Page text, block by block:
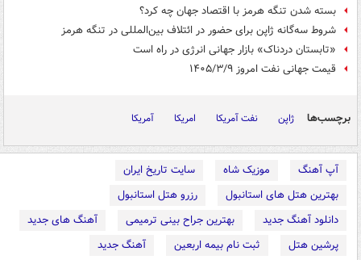
بسته شدن تنگه هرمز با اقتصاد جهان چه کرد؟
شروط سه‌گانه ژاپن برای حضور در ائتلاف بین‌المللی در تنگه هرمز
«تابستان دردناک» بازار جهانی انرژی در راه است
قیمت جهانی نفت امروز ۱۴۰۵/۳/۹
برچسب‌ها ژاپن نفت آمریکا امریکا آمریکا
آپ آهنگ موزیک شاه
سایت تاریخ ایران
بهترین هتل های استانبول
رزرو هتل استانبول
دانلود آهنگ جدید
بهترین جراح بینی ترمیمی
آهنگ های جدید
پرشین هتل
ثبت نام بیمه اربعین
آهنگ جدید